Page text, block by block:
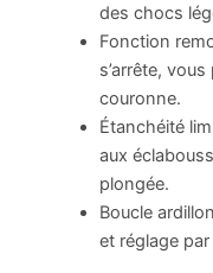
des chocs
Fonction
s’arrête,
couronne.
Étanchéité
aux
plongée.
Boucle
et réglage